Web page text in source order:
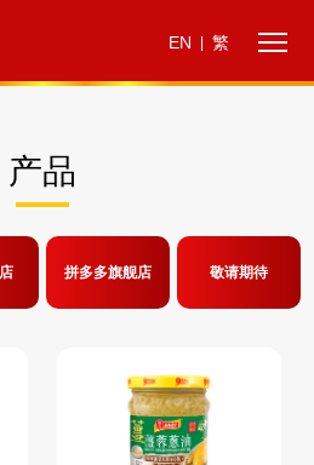
EN 繁
产品
拼多多旗舰店 敬请期待